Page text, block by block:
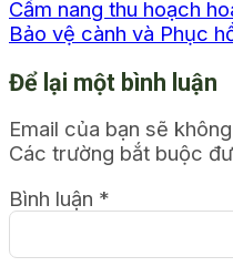
Cẩm nang thu hoạch
Bảo vệ cành và Phục
Để lại một bình luận
Email của bạn sẽ
Các trường bắt buộc
Bình luận *